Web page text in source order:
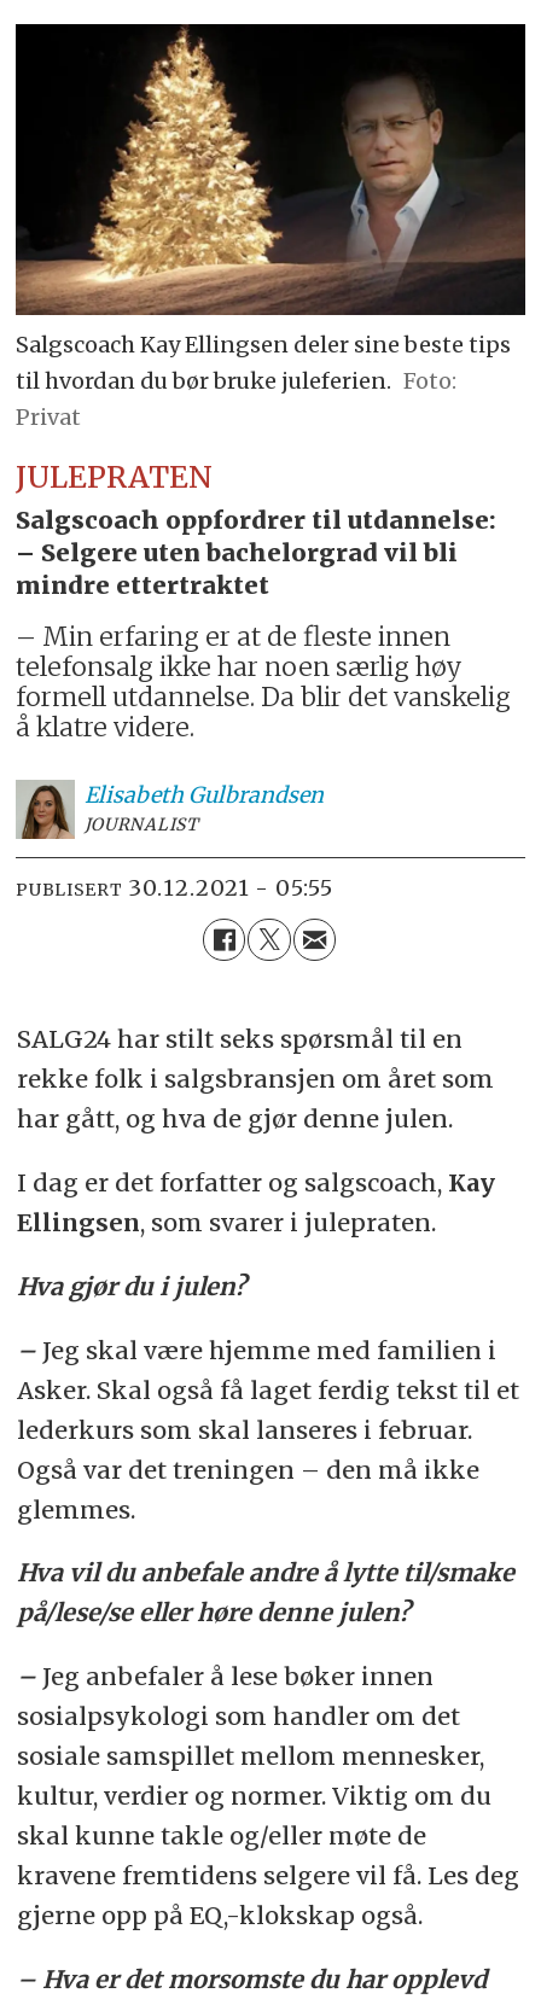
Salgscoach Kay Ellingsen deler sine beste tips
til hvordan du bør bruke juleferien. Foto:
Privat
JULEPRATEN
Salgscoach oppfordrer til utdannelse:
– Selgere uten bachelorgrad vil bli
mindre ettertraktet
– Min erfaring er at de fleste innen
telefonsalg ikke har noen særlig høy
formell utdannelse. Da blir det vanskelig
å klatre videre.
Elisabeth Gulbrandsen
JOURNALIST
PUBLISERT 30.12.2021 - 05:55
SALG24 har stilt seks spørsmål til en
rekke folk i salgsbransjen om året som
har gått, og hva de gjør denne julen.
I dag er det forfatter og salgscoach, Kay
Ellingsen, som svarer i julepraten.
Hva gjør du i julen?
–Jeg skal være hjemme med familien i
Asker. Skal også få laget ferdig tekst til et
lederkurs som skal lanseres i februar.
Også var det treningen – den må ikke
glemmes.
Hva vil du anbefale andre å lytte til/smake
på/lese/se eller høre denne julen?
– Jeg anbefaler å lese bøker innen
sosialpsykologi som handler om det
sosiale samspillet mellom mennesker,
kultur, verdier og normer. Viktig om du
skal kunne takle og/eller møte de
kravene fremtidens selgere vil få. Les deg
gjerne opp på EQ,-klokskap også.
– Hva er det morsomste du har opplevd